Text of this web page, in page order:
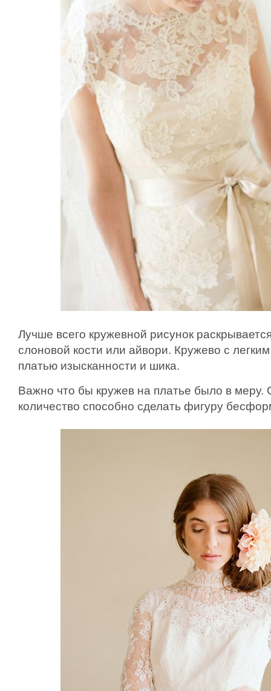
Лучше всего кружевной рисунок
слоновой кости или айвори. Кружево с
платью изысканности и шика.
Важно что бы кружев на платье было в
количество способно сделать фигуру